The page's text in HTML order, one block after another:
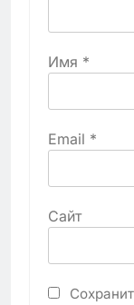
Имя *
Email *
Сайт